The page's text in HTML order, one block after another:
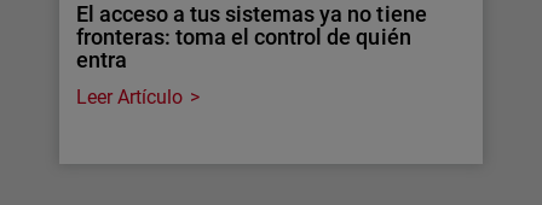
El acceso a tus sistemas ya no tiene
fronteras: toma el control de quién
entra
Leer Artículo